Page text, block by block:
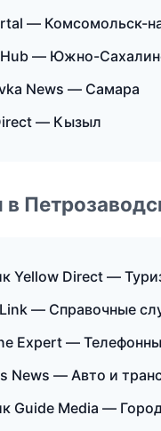
— Комсомольск-
Hub — Южно-
News — Самара
— Кызыл
Yellow Direct —
— Справочные
Expert —
News — Авто и
Guide Media —